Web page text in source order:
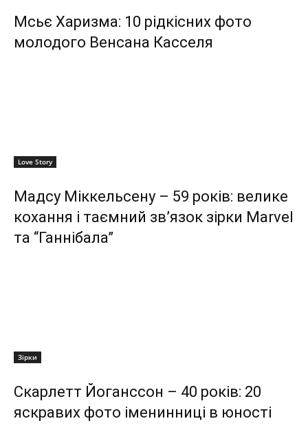
Мсьє Харизма: 10 рідкісних фото
молодого Венсана Касселя
Love Story
Мадсу Міккельсену – 59 років: велике
кохання і таємний зв’язок зірки Marvel
та “Ганнібала”
Зірки
Скарлетт Йоганссон – 40 років: 20
яскравих фото іменинниці в юності